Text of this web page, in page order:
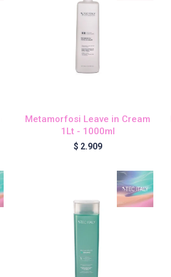
Metamorfosi Leave in Cream
1Lt - 1000ml
$ 2.909